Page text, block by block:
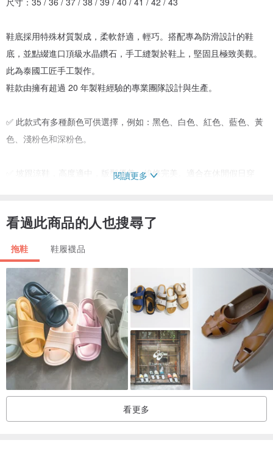
鞋底採用特殊材質製成，柔軟舒適，輕巧。搭配專為防滑設計的鞋
底，並點綴進口頂級水晶鑽石，手工縫製於鞋上，堅固且極致美觀。
此為泰國工匠手工製作。
鞋款由擁有超過 20 年製鞋經驗的專業團隊設計與生產。
✅ 此款式有多種顏色可供選擇，例如：黑色、白色、紅色、藍色、黃
色、淺粉色和深粉色。
✅ 坡跟涼鞋，高度適中，版型優美，線條完美。適合在休閒假日穿
✅ 優質防滑鞋底，穿脫容易，舒適不磨腳，可涉水、可淋雨。
✅ 進口頂級水晶。
所有訂單均在泰國生產並準備出貨。
閱讀更多
看過此商品的人也搜尋了
拖鞋 鞋履襪品
看更多